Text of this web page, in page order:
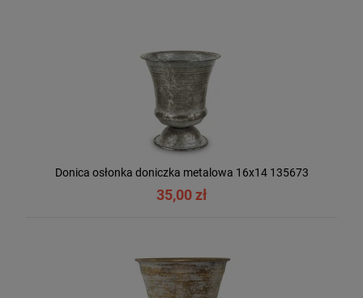
Donica osłonka doniczka metalowa 16x14 135673
35,00 zł